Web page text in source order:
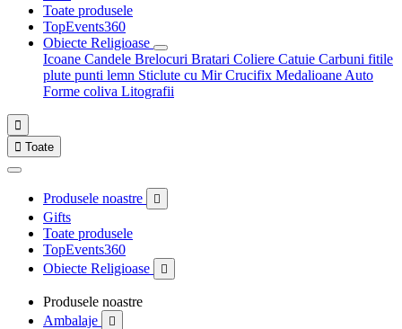
Toate produsele
TopEvents360
Obiecte Religioase
Icoane Candele Brelocuri Bratari Coliere Catuie Carbuni fitile
plute punti lemn Sticlute cu MirCrucifix Medalioane Auto
Forme coliva Litografii

 Toate
Produsele noastre 
Gifts
Toate produsele
TopEvents360
Obiecte Religioase

Produsele noastre
Ambalaje
